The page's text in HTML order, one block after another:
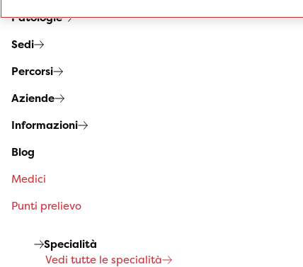
Patologie
Sedi
Percorsi
Aziende
Informazioni
Blog
Medici
Punti prelievo
Specialità
Vedi tutte le specialità